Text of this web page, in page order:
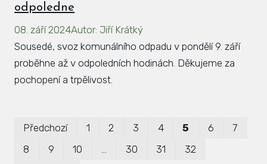
odpoledne
08. září 2024Autor: Jiří Krátký
Sousedé, svoz komunálního odpadu v pondělí 9. září
proběhne až v odpoledních hodinách. Děkujeme za
pochopení a trpělivost.
Předchozí 1 2 3 4 5 6
7
8
9 10 30 31 32